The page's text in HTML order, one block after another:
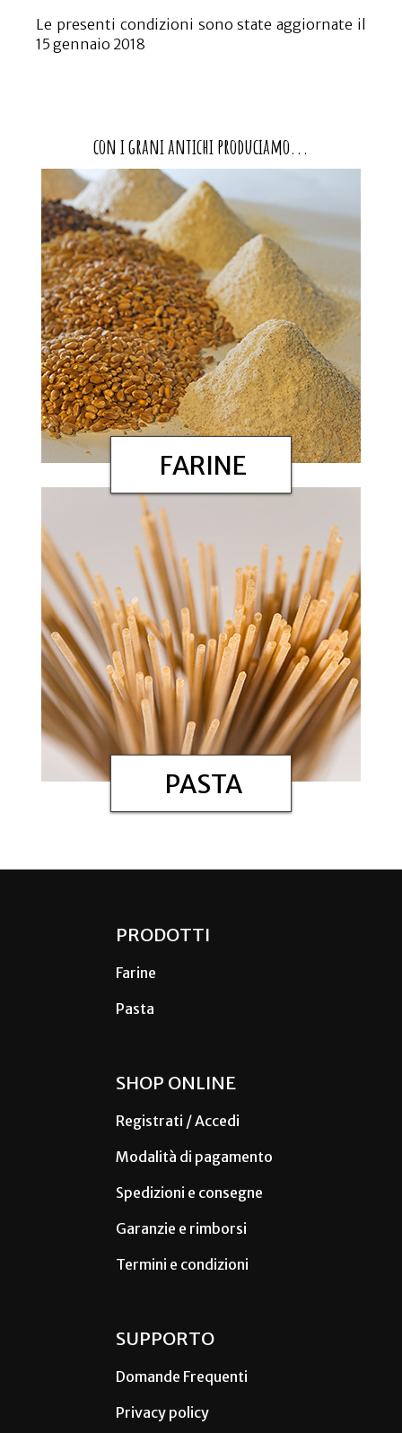
Le presenti condizioni sono state aggiornate il
15 gennaio 2018
con i grani antichi produciamo...
FARINE
PASTA
PRODOTTI
Farine
Pasta
SHOP ONLINE
Registrati / Accedi
Modalità di pagamento
Spedizioni e consegne
Garanzie e rimborsi
Termini e condizioni
SUPPORTO
Domande Frequenti
Privacy policy